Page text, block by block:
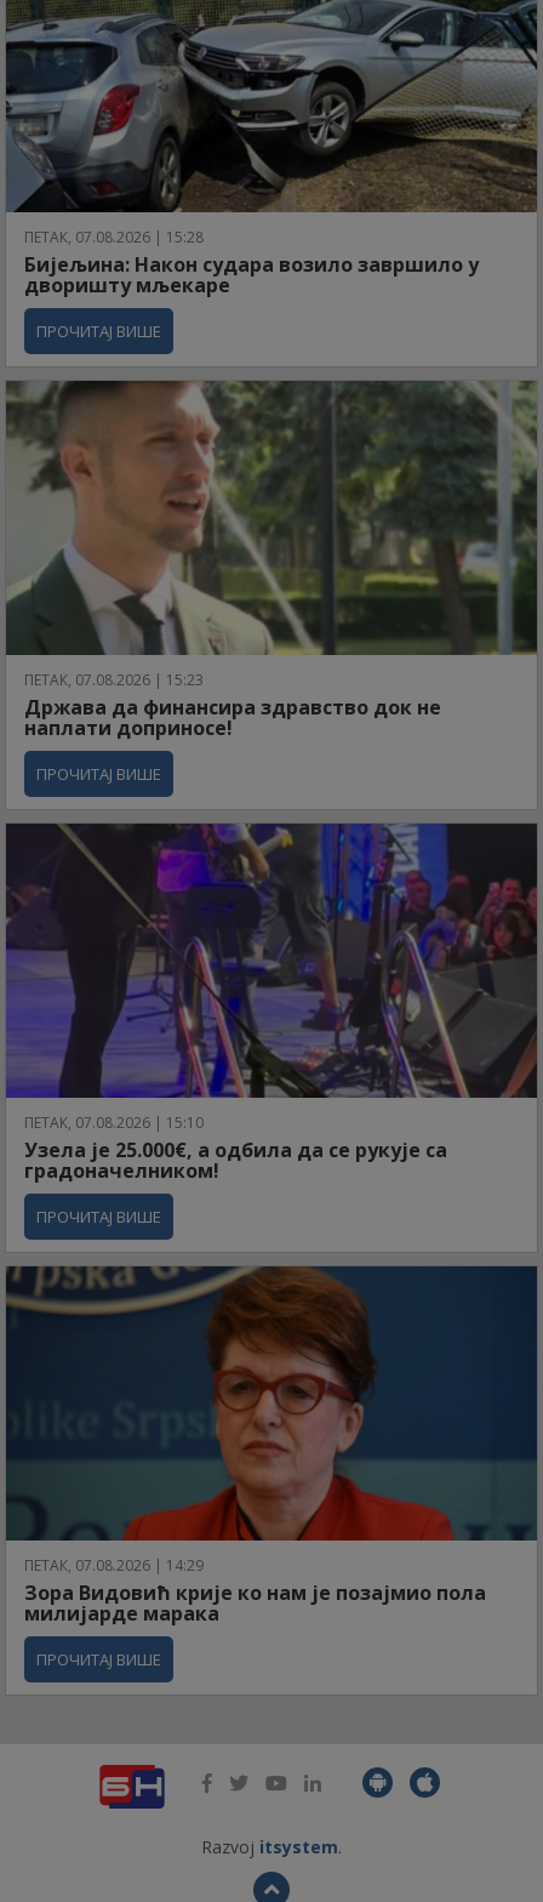
ПЕТАК, 07.08.2026 | 15:28
Бијељина: Након судара возило завршило у
дворишту мљекаре
ПРОЧИТАЈ ВИШЕ
ПЕТАК, 07.08.2026 | 15:23
Држава да финансира здравство док не
наплати доприносе!
ПРОЧИТАЈ ВИШЕ
ПЕТАК, 07.08.2026 | 15:10
Узела је 25.000€, а одбила да се рукује са
градоначелником!
ПРОЧИТАЈ ВИШЕ
ПЕТАК, 07.08.2026 | 14:29
Зора Видовић крије ко нам је позајмио пола
милијарде марака
ПРОЧИТАЈ ВИШЕ
Razvoj itsystem.